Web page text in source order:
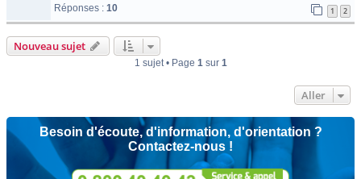
Réponses : 10 1 2
Nouveau sujet
1 sujet • Page 1sur 1
Aller
Besoin d'écoute, d'information, d'orientation ?
Contactez-nous !